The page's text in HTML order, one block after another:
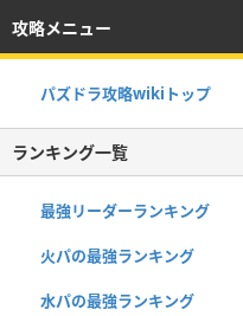
攻略メニュー
パズドラ攻略wikiトップ
ランキング一覧
最強リーダーランキング
火パの最強ランキング
水パの最強ランキング